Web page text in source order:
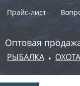
Прайс-лист
Оптовая
РЫБАЛКА • ОХОТА